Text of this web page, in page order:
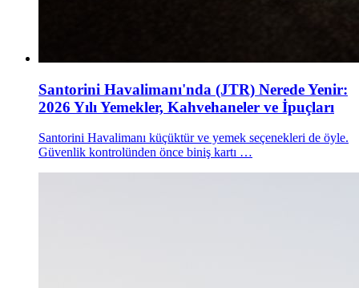
Santorini Havalimanı'nda (JTR) Nerede Yenir:
2026 Yılı Yemekler, Kahvehaneler ve İpuçları
Santorini Havalimanı küçüktür ve yemek seçenekleri de öyle.
Güvenlik kontrolünden önce biniş kartı …